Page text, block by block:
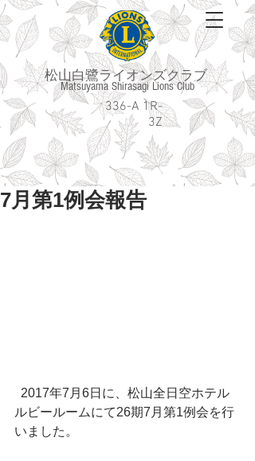
松山白鷺ライオンズクラブ
Matsuyama Shirasagi Lions Club
336-A 1R-
3Z
7月第1例会報告
ルビールームにて26期7月第1例会を行
いました。